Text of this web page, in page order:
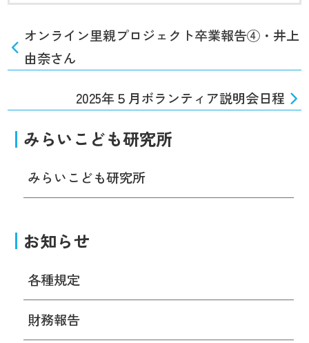
オンライン里親プロジェクト卒業報告④・井上
由奈さん
2025年５月ボランティア説明会日程
みらいこども研究所
みらいこども研究所
お知らせ
各種規定
財務報告